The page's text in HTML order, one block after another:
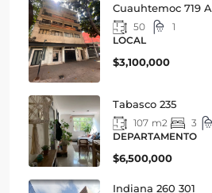
Cuauhtemoc 719 A
50
1
LOCAL
$3,100,000
Tabasco 235
107 m2 3
DEPARTAMENTO
$6,500,000
Indiana 260 301